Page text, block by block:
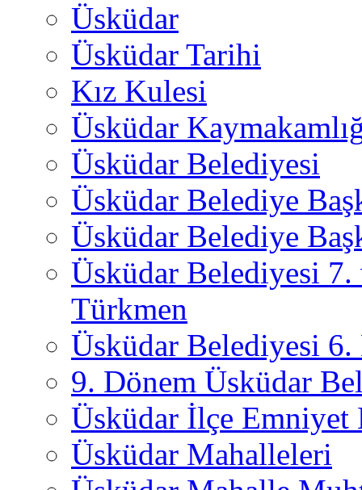
Üsküdar
Üsküdar Tarihi
Kız Kulesi
Üsküdar
Üsküdar Belediyesi
Üsküdar Belediye
Üsküdar Belediye
Üsküdar Belediyesi
Türkmen
Üsküdar Belediyesi 6.
9. Dönem Üsküdar
Üsküdar İlçe
Üsküdar Mahalleleri